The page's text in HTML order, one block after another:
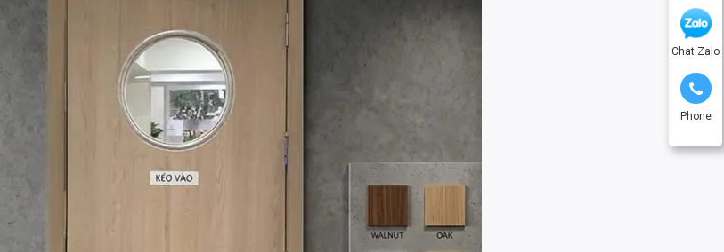
Chat Zalo
Phone